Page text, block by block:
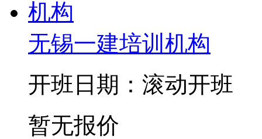
无锡一建培训机构
开班日期：滚动开班
暂无报价